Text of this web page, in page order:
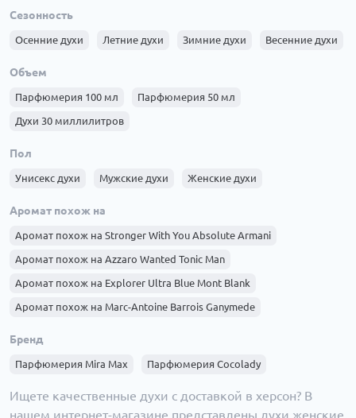
Доставка духов по полтава
Доставка духов по хмельницкий Доставка духов по черновцы
Доставка духов по житомир
Доставка духов по ровно
Доставка духов по кропивницкий (кировоград)
Сезонность
Осенние духи Летние духи Зимние духи Весенние духи
Объем
Парфюмерия 100 мл Парфюмерия 50 мл
Духи 30 миллилитров
Пол
Унисекс духи Мужские духи Женские духи
Аромат похож на
Аромат похож на Stronger With You Absolute Armani
Аромат похож на Azzaro Wanted Tonic Man
Аромат похож на Explorer Ultra Blue Mont Blank
Аромат похож на Marc-Antoine Barrois Ganymede
Аромат похож на Bvlgari Omnia Coral
Бренд
Парфюмерия Mira Max Парфюмерия Cocolady
Ищете качественные духи с доставкой в херсон? В
нашем интернет-магазине представлены духи женские